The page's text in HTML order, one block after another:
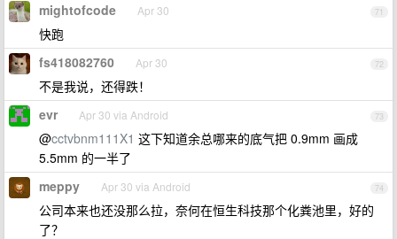
71
mightofcode Apr 30
快跑
72
fs418082760 Apr 30
不是我说，还得跌！
73
evr Apr 30 via Android
@cctvbnm111X1 这下知道余总哪来的底气把 0.9mm 画成
5.5mm 的一半了
74
meppy Apr 30 via Android
公司本来也还没那么拉，奈何在恒生科技那个化粪池里，好的
了？